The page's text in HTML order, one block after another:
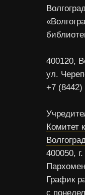
400120,
ул.
+7 (8442)
Комитет
400050,
График
с